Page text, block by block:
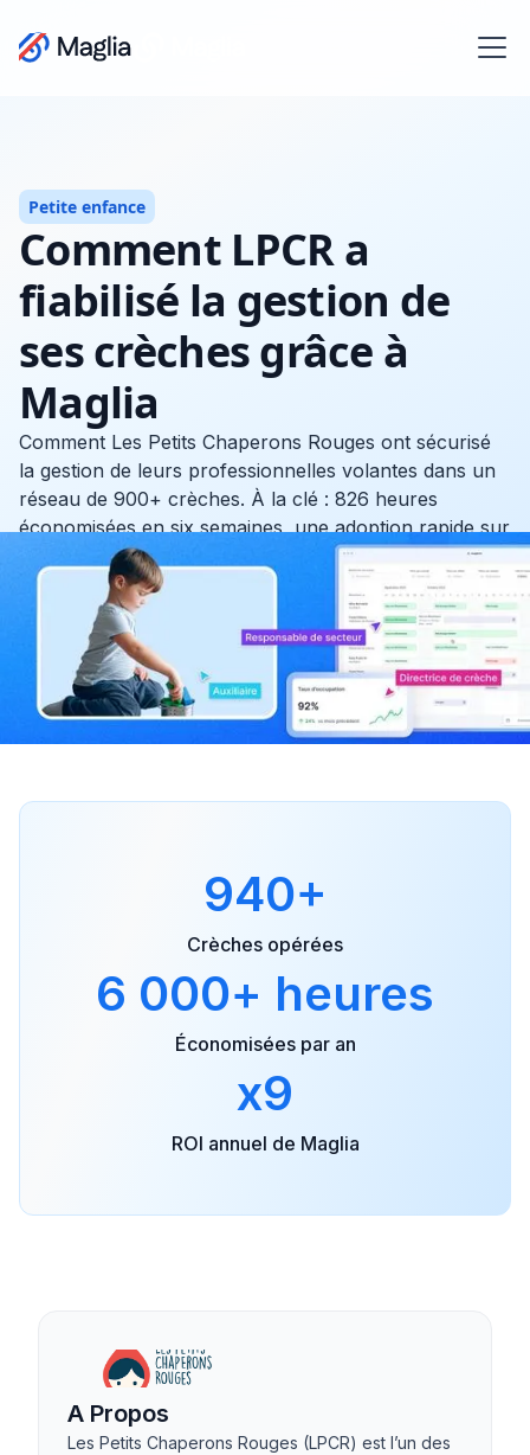
Petite enfance
Comment LPCR a
fiabilisé la gestion de
ses crèches grâce à
Maglia
Comment Les Petits Chaperons Rouges ont sécurisé
la gestion de leurs professionnelles volantes dans un
réseau de 900+ crèches. À la clé : 826 heures
économisées en six semaines, une adoption rapide sur
le terrain et un ROI mesurable dès les premiers mois.
940+
Crèches opérées
6 000+ heures
Économisées par an
x9
ROI annuel de Maglia
A Propos
Les Petits Chaperons Rouges (LPCR) est l’un des